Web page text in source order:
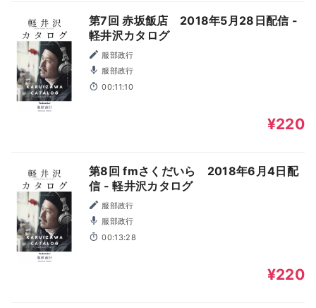
第7回 赤坂飯店 2018年5月28日配信 -
軽井沢カタログ
服部政行
服部政行
00:11:10
¥220
第8回 fmさくだいら 2018年6月4日配
信 - 軽井沢カタログ
服部政行
服部政行
00:13:28
¥220